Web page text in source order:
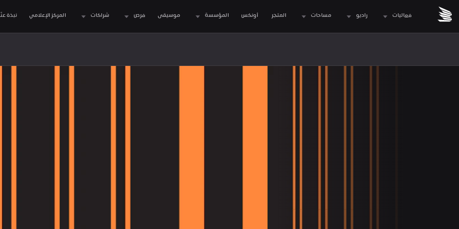
فعاليات راديو مساحات المتجر المؤسسة موسيقى فرص شراكات المركز الإعلامي نبذة